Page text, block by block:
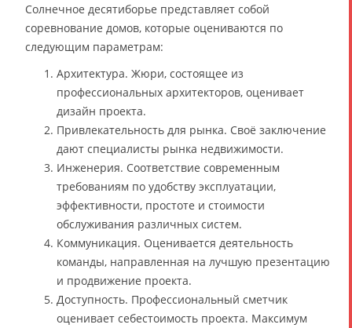
Солнечное десятиборье представляет собой
соревнование домов, которые оцениваются по
следующим параметрам:
Архитектура. Жюри, состоящее из
профессиональных архитекторов, оценивает
дизайн проекта.
Привлекательность для рынка. Своё заключение
дают специалисты рынка недвижимости.
Инженерия. Соответствие современным
требованиям по удобству эксплуатации,
эффективности, простоте и стоимости
обслуживания различных систем.
Коммуникация. Оценивается деятельность
команды, направленная на лучшую презентацию
и продвижение проекта.
Доступность. Профессиональный сметчик
оценивает себестоимость проекта. Максимум